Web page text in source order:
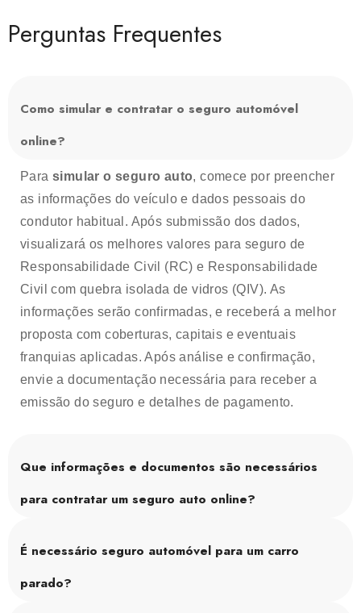
Perguntas Frequentes
Como simular e contratar o seguro automóvel
online?
Para simular o seguro auto, comece por preencher
as informações do veículo e dados pessoais do
condutor habitual. Após submissão dos dados,
visualizará os melhores valores para seguro de
Responsabilidade Civil (RC) e Responsabilidade
Civil com quebra isolada de vidros (QIV). As
informações serão confirmadas, e receberá a melhor
proposta com coberturas, capitais e eventuais
franquias aplicadas. Após análise e confirmação,
envie a documentação necessária para receber a
emissão do seguro e detalhes de pagamento.
Que informações e documentos são necessários
para contratar um seguro auto online?
É necessário seguro automóvel para um carro
parado?